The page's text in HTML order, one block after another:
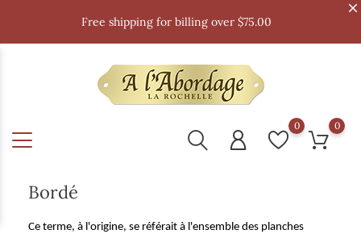
Free shipping for billing over $75.00
0 0
Bordé
Ce terme, à l'origine, se référait à l'ensemble des planches